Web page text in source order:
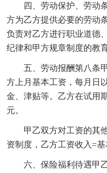
四、劳动保护、劳动
方为乙方提供必要的劳动
负责对乙方进行职业道德
纪律和甲方规章制度的教育
五、劳动报酬第八条
方上月基本工资，每月日
金、津贴等。乙方在试用
元。
甲乙双方对工资的其
资制度，乙方工资收入=基
六、保险福利待遇甲